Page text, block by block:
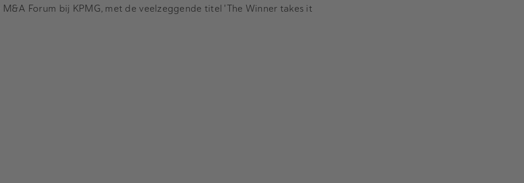
Forum bij KPMG, met de veelzeggende titel 'The Winner takes it